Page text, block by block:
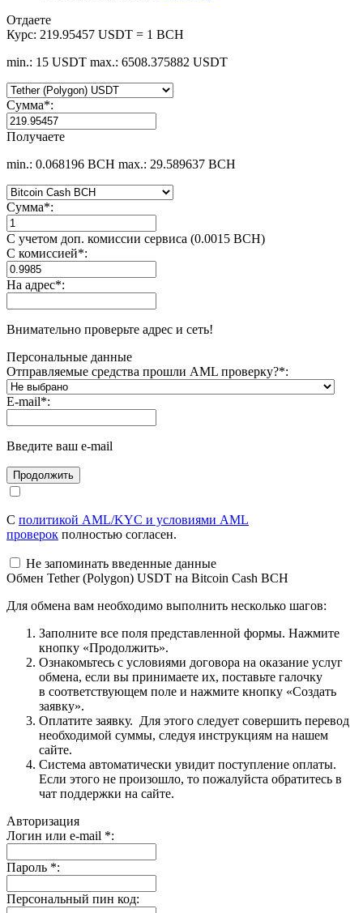
Отдаете
Курс: 219.95457 USDT = 1 BCH
min.: 15 USDT max.: 6508.375882 USDT
Сумма*:
Получаете
min.: 0.068196 BCH max.: 29.589637 BCH
Сумма*:
С учетом доп. комиссии сервиса (0.0015 BCH)
С комиссией*:
На адрес*:
Внимательно проверьте адрес и сеть!
Персональные данные
Отправляемые средства прошли AML проверку?*:
E-mail*:
Введите ваш e-mail
С политикой AML/KYC и условиями AML
проверок полностью согласен.
Не запоминать введенные данные
Обмен Tether (Polygon) USDT на Bitcoin Cash BCH
Для обмена вам необходимо выполнить несколько шагов:
Заполните все поля представленной формы. Нажмите
кнопку «Продолжить».
Ознакомьтесь с условиями договора на оказание услуг
обмена, если вы принимаете их, поставьте галочку
в соответствующем поле и нажмите кнопку «Создать
заявку».
Оплатите заявку. Для этого следует совершить перевод
необходимой суммы, следуя инструкциям на нашем
сайте.
Система автоматически увидит поступление оплаты.
Если этого не произошло, то пожалуйста обратитесь в
чат поддержки на сайте.
Авторизация
Логин или e-mail *:
Пароль *:
Персональный пин код: